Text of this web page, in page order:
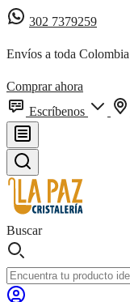
302 7379259
Envíos a toda Colombia
Comprar ahora
Escríbenos
Buscar